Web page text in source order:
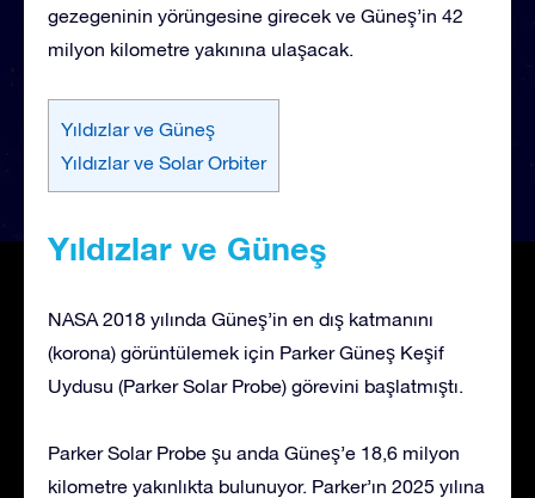
gezegeninin yörüngesine girecek ve Güneş’in 42
milyon kilometre yakınına ulaşacak.
Yıldızlar ve Güneş
Yıldızlar ve Solar Orbiter
Yıldızlar ve Güneş
NASA 2018 yılında Güneş’in en dış katmanını
(korona) görüntülemek için Parker Güneş Keşif
Uydusu (Parker Solar Probe) görevini başlatmıştı.
Parker Solar Probe şu anda Güneş’e 18,6 milyon
kilometre yakınlıkta bulunuyor. Parker’ın 2025 yılına